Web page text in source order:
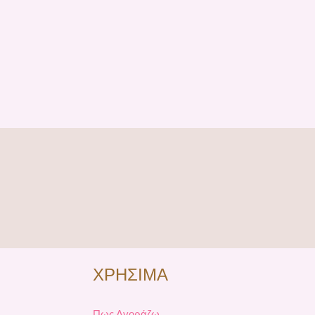
ΧΡΗΣΙΜΑ